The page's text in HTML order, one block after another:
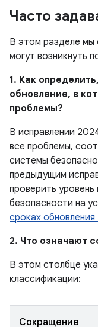
Часто
В этом разделе мы
могут возникнуть
1. Как
обновление, в
проблемы?
В исправлении
все проблемы,
системы
предыдущим
проверить
безопасности на
сроках
2. Что означают
В этом столбце
классификации:
Сокращение